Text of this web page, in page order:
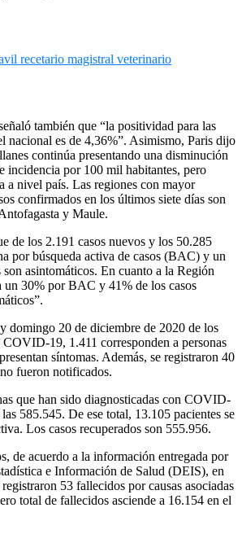
también que “la positividad para las
nacional es de 4,36%”. Asimismo, Paris dijo
continúa presentando una disminución
incidencia por 100 mil habitantes, pero
a nivel país. Las regiones con mayor
confirmados en los últimos siete días son
y Maule.
de los 2.191 casos nuevos y los 50.285
por búsqueda activa de casos (BAC) y un
asintomáticos. En cuanto a la Región
un 30% por BAC y 41% de los casos
domingo 20 de diciembre de 2020 de los
COVID-19, 1.411 corresponden a personas
síntomas. Además, se registraron 40
fueron notificados.
que han sido diagnosticadas con COVID-
585.545. De ese total, 13.105 pacientes se
Los casos recuperados son 555.956.
de acuerdo a la información entregada por
e Información de Salud (DEIS), en
53 fallecidos por causas asociadas
total de fallecidos asciende a 16.154 en el